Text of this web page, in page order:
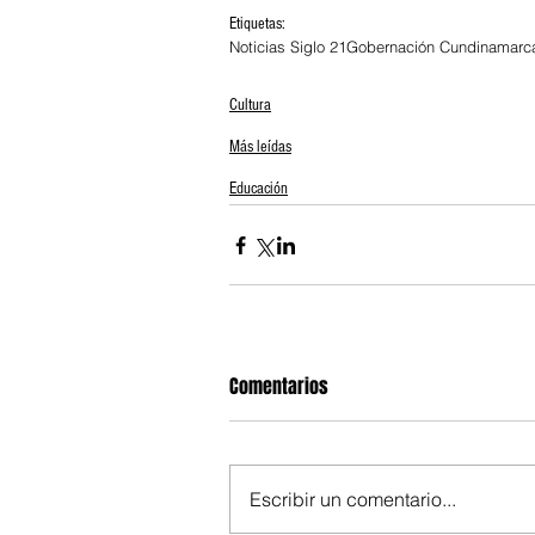
Etiquetas:
Noticias Siglo 21Gobernación
Cultura
Más leídas
Educación
Comentarios
Escribir un comentario...